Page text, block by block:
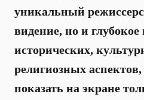
уникальный
видение, но и
исторических,
религиозных
показать на экране